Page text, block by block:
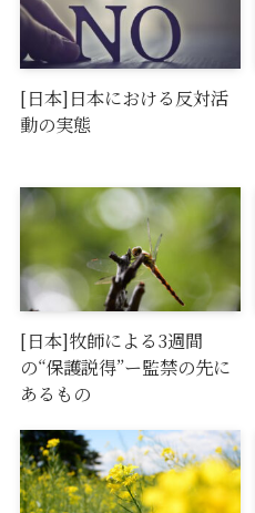
[日本]日本における反対活
動の実態
[日本]牧師による3週間
の“保護説得”ー監禁の先に
あるもの